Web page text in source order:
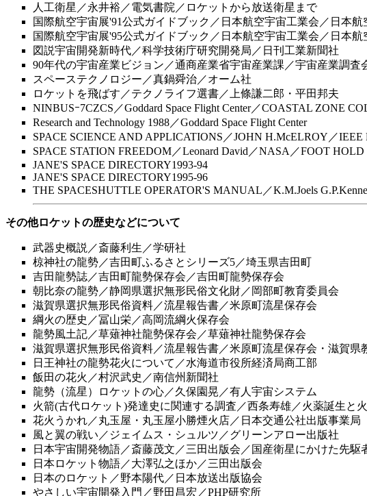
人工衛星／永井裕／電気書院／ロケットから放送衛星まで
国際航空宇宙展'91公式ガイドブック／日本航空宇宙工業会／日本航
国際航空宇宙展'95公式ガイドブック／日本航空宇宙工業会／日本航
図説宇宙開発新時代／科学技術庁研究開発局／日刊工業新聞社
90年代の宇宙産業ビジョン／通商産業省宇宙産業課／宇宙産業調査
スペーステクノロジー／真鍋舜治／オーム社
ロケットを飛ばす／テクノライフ選書／上條謙二郎・平田邦夫
NINBUSｰ7CZCS／Goddard Space Flight Center／COASTAL ZONE
Research and Technology 1988／Goddard Space Flight Center
SPACE SCIENCE AND APPLICATIONS／JOHN H.McELROY／IEEE
SPACE STATION FREEDOM／Leonard David／NASA／FOOT
JANE'S SPACE DIRECTORY1993-94
JANE'S SPACE DIRECTORY1995-96
THE SPACESHUTTLE OPERATOR'S MANUAL／K.M.Joels
その他ロケットの歴史などについて
武器史概説／斎藤利生／学研社
椋神社の龍勢／吉田町ふるさとシリーズ5／埼玉県吉田町
吉田龍勢誌／吉田町龍勢保存会／吉田町龍勢保存会
朝比奈の龍勢／静岡県選択無形民俗文化財／岡部町教育委員会
滋賀県選択無形民俗資料／流星報告書／米原町流星保存会
綱火の歴史／冨山栄／高岡流綱火保存会
龍勢風土記／草薙神社龍勢保存会／草薙神社龍勢保存会
滋賀県選択無形民俗資料／流星報告書／米原町流星保存会・滋賀県
日王神社の龍勢花火について／水海道市役所経済局商工部
飯田の花火／村沢武史／南信州新聞社
龍勢（流星）ロケットの心／久保園晃／有人宇宙システム
火箭(古代ロケット)発達史に関連する調査／西条寿雄／火薬誕生と
花火うかれ／丸玉屋・丸玉屋小勝煙火店／日本交通公社出版事業局
風と翼の戦い／ジェイムス・シュルツ／グリーンアロー出版社
日本宇宙開発物語／斎藤茂文／三田出版会／国産衛星にかけた先駆
日本ロケット物語／大澤弘之ほか／三田出版会
日本のロケット／野本陽代／日本放送出版協会
やさしい宇宙開発入門／野田昌宏／PHP研究所